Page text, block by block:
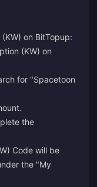
on BitTopup:
(KW) on
for "Spacetoon
the
Code will be
the "My